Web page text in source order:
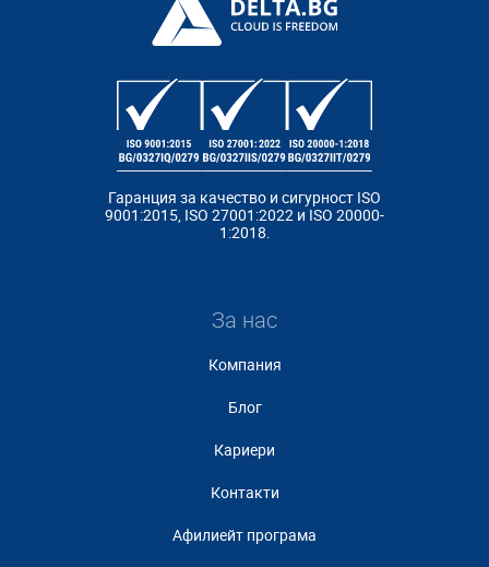
Гаранция за качество и сигурност ISO
9001:2015, ISO 27001:2022 и ISO 20000-
1:2018.
За нас
Компания
Блог
Кариери
Контакти
Афилиейт програма